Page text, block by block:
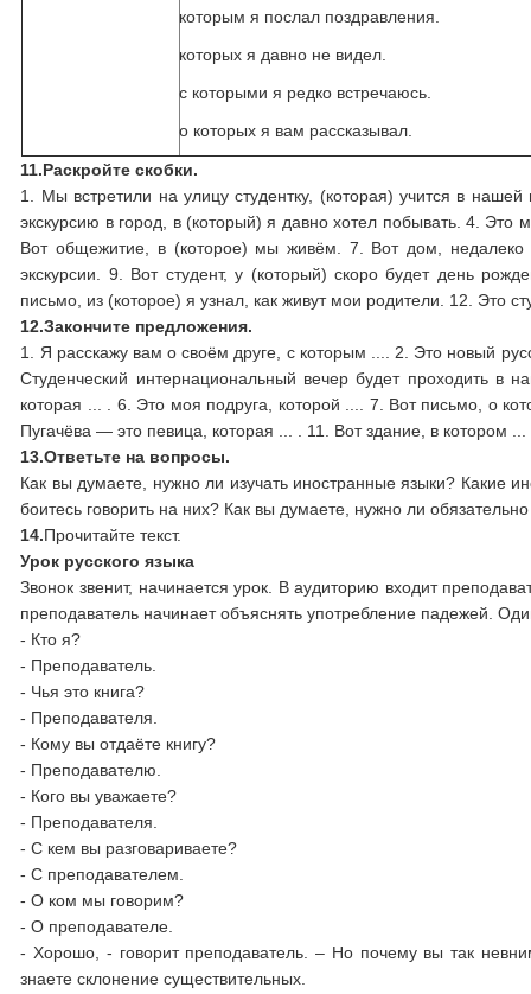
которым я послал поздравления.
которых я давно не видел.
с которыми я редко встречаюсь.
о которых я вам рассказывал.
11.Раскройте скобки.
1. Мы встретили на улицу студентку, (которая) учится в
экскурсию в город, в (который) я давно хотел побывать. 4. Это
Вот общежитие, в (которое) мы живём. 7. Вот дом,
экскурсии. 9. Вот студент, у (который) скоро будет день
письмо, из (которое) я узнал, как живут мои родители. 12. Это
12.Закончите предложения.
1. Я расскажу вам о своём друге, с которым .... 2. Это новый
Студенческий интернациональный вечер будет проходить в
которая ... . 6. Это моя подруга, которой .... 7. Вот письмо, о
Пугачёва — это певица, которая ... . 11. Вот здание, в котором
13.Ответьте на вопросы.
Как вы думаете, нужно ли изучать иностранные языки? Какие
боитесь говорить на них? Как вы думаете, нужно ли
14.Прочитайте текст.
Урок русского языка
Звонок звенит, начинается урок. В аудиторию входит
преподаватель начинает объяснять употребление падежей.
- Кто я?
- Преподаватель.
- Чья это книга?
- Преподавателя.
- Кому вы отдаёте книгу?
- Преподавателю.
- Кого вы уважаете?
- Преподавателя.
- С кем вы разговариваете?
- С преподавателем.
- О ком мы говорим?
- О преподавателе.
- Хорошо, - говорит преподаватель. – Но почему вы так
знаете склонение существительных.